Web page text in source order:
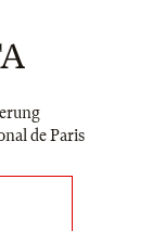
de Paris